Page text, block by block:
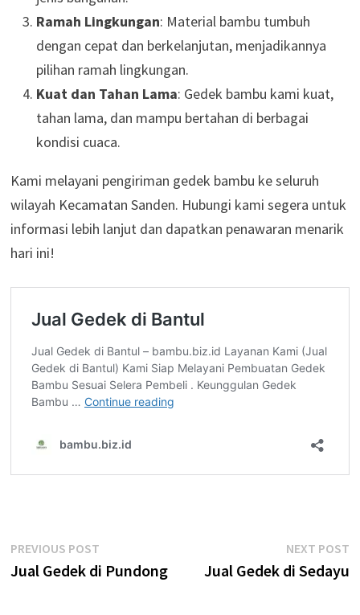
Ramah Lingkungan: Material bambu tumbuh
dengan cepat dan berkelanjutan, menjadikannya
pilihan ramah lingkungan.
Kuat dan Tahan Lama: Gedek bambu kami kuat,
tahan lama, dan mampu bertahan di berbagai
kondisi cuaca.
Kami melayani pengiriman gedek bambu ke seluruh
wilayah Kecamatan Sanden. Hubungi kami segera untuk
informasi lebih lanjut dan dapatkan penawaran menarik
hari ini!
Post
navigation
PREVIOUS POSTPrevious
post:
Jual Gedek di Pundong
NEXT POST
Jual Gedek di Sedayu